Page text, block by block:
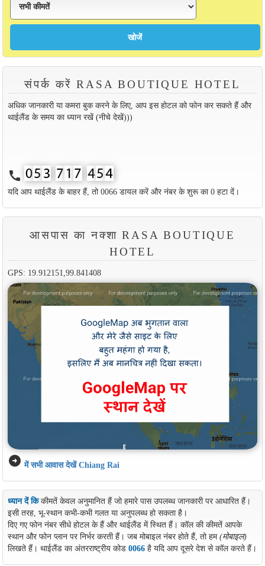
संपर्क करें RASA BOUTIQUE HOTEL
अधिक जानकारी या कमरा बुक करने के लिए, आप इस होटल को फोन कर सकते हैं और
थाईलैंड के समय का ध्यान रखें (नीचे देखें)))
call
यदि आप थाईलैंड के बाहर हैं, तो 0066 डायल करें और नंबर के शुरू का 0 हटा दें।
आसपास का नक्शा RASA BOUTIQUE
HOTEL
GPS: 19.912151,99.841408
arrow_circle_right में सभी आवास देखें Chiang Rai
ध्यान दें किकीमतें केवल अनुमानित हैं जो हमारे पास उपलब्ध जानकारी पर आधारित हैं।
इसी तरह, भू-स्थान कभी-कभी गलत या अनुपलब्ध हो सकता है।
दिए गए फोन नंबर सीधे होटल के हैं और थाईलैंड में स्थित हैं। कॉल की कीमतें आपके
स्थान और फोन प्लान पर निर्भर करती हैं। जब मोबाइल नंबर होते हैं, तो हम(मोबाइल)
लिखते हैं। थाईलैंड का अंतरराष्ट्रीय कोड 0066है यदि आप दूसरे देश से कॉल करते हैं।